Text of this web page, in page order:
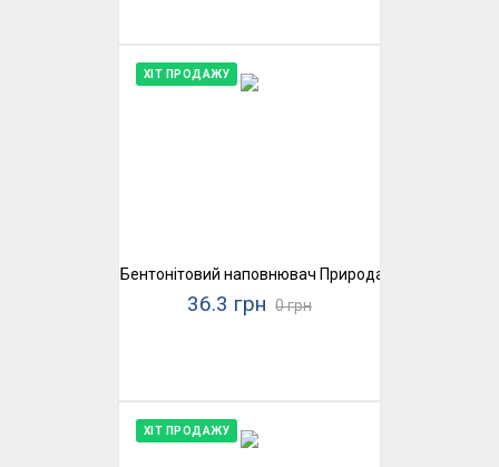
ХІТ ПРОДАЖУ
Бентонітовий наповнювач Природа SaniPet,
36.3 грн 0 грн
ХІТ ПРОДАЖУ